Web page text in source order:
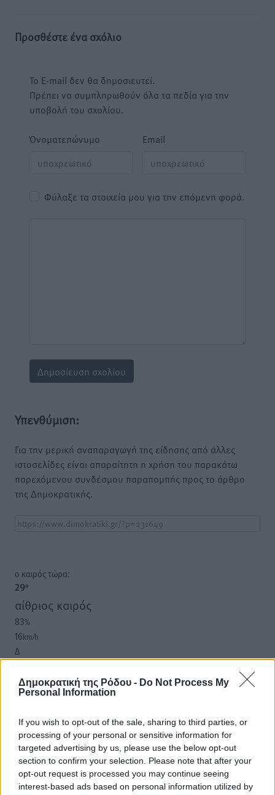
Δημοκρατική της Ρόδου - Do Not Process My
Personal Information
If you wish to opt-out of the sale, sharing to third parties, or
processing of your personal or sensitive information for
targeted advertising by us, please use the below opt-out
section to confirm your selection. Please note that after your
opt-out request is processed you may continue seeing
interest-based ads based on personal information utilized by
Προσθέστε ένα σχόλιο
Το E-mail δεν θα δημοσιευτεί.
Πρέπει να συμπληρωθούν όλα τα πεδία για την
υποβολή του σχολίου.
Όνοματεπώνυμο Email
Φύλαξε τα στοιχεία μου για την επόμενη φορά.
Υπενθύμιση:
Για την μερική αναπαραγωγή της είδησης από άλλες
ιστοσελίδες είναι απαραίτητη η χρήση του παρακάτω
παρεχόμενου συνδέσμου παραπομπής προς το άρθρο
της Δημοκρατικής.
o καιρός τώρα:
29°
αίθριος καιρός
83%
16km/h
Δ
06:18
20:07
32 °
ΣΑ
30°
29°